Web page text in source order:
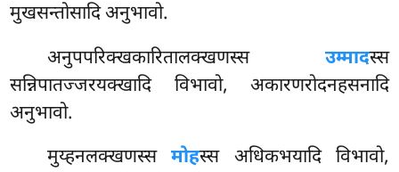
मुखसन्तोसादि अनुभावो.
अनुपपरिक्खकारितालक्खणस्स उम्मादस्स
सन्निपातज्जरयक्खादि विभावो, अकारणरोदनहसनादि
अनुभावो.
मुय्हनलक्खणस्समोहस्स अधिकभयादि विभावो,